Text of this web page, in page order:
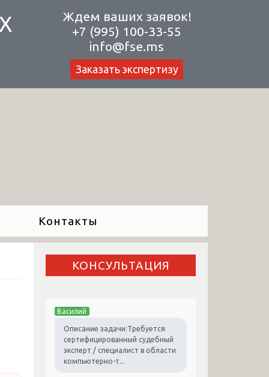
Ждем ваших заявок!
+7 (995) 100-33-55
info@fse.ms
Заказать экспертизу
Контакты
КОНСУЛЬТАЦИЯ
Василий
Описание задачи:Требуется
сертифицированный судебный
эксперт / специалист в области
компьютерно-т...